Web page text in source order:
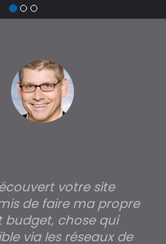
votre site
de faire ma propre
budget, chose qui
via les réseaux de